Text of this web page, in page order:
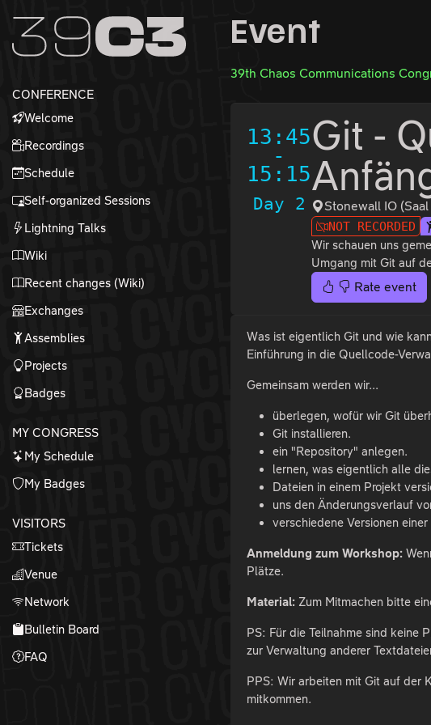
Zum Inhalt
Zum Footer
CONFERENCE
Welcome
Recordings
Schedule
Self-organized Sessions
Lightning Talks
Wiki
Recent changes (Wiki)
Exchanges
Assemblies
Projects
Badges
MY CONGRESS
My Schedule
My Badges
VISITORS
Tickets
Venue
Network
Bulletin Board
FAQ
Event
39th Chaos Communications
13:45
-
15:15
Day 2
Git -
Stonewall IO (Saal
NOT RECORDED
Wir schauen uns
Umgang mit Git auf
Rate event
Was ist eigentlich Git und wie
Einführung in die Quellcode-
Gemeinsam werden wir...
überlegen, wofür wir Git
Git installieren.
ein "Repository" anlegen.
lernen, was eigentlich alle
Dateien in einem Projekt
uns den Änderungsverlauf
verschiedene Versionen
Anmeldung zum Workshop:
Plätze.
Material: Zum Mitmachen bitte
PS: Für die Teilnahme sind keine
zur Verwaltung anderer
PPS: Wir arbeiten mit Git auf der
mitkommen.